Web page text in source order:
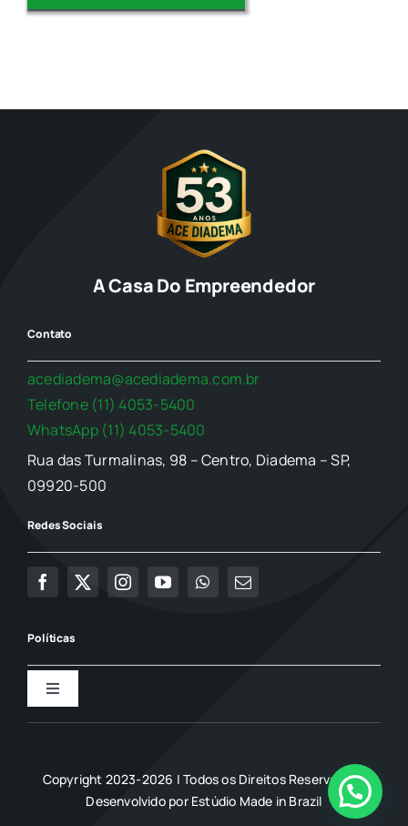
A Casa Do Empreendedor
Contato
acediadema@acediadema.com.br
Telefone (11) 4053-5400
WhatsApp (11) 4053-5400
Rua das Turmalinas, 98 – Centro, Diadema – SP,
09920-500
Redes Sociais
Políticas
Toggle
Navigation
Termo de uso
Copyright 2023-2026 | Todos os Direitos Reservados |
Desenvolvido por Estúdio Made in Brazil